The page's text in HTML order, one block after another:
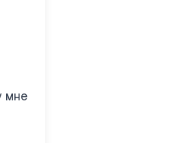
мне